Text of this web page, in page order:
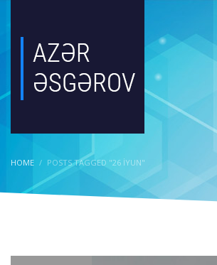
HOME POSTS TAGGED "26 IYUN"